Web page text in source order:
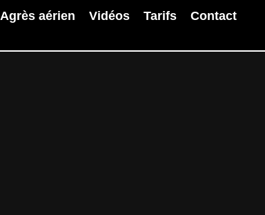
Agrès aérien Vidéos Tarifs
Contact